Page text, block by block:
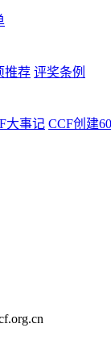
推荐 评奖条例
大事记 CCF创建